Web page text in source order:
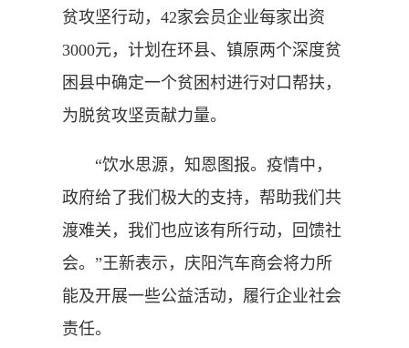
贫攻坚行动，42家会员企业每家出资
3000元，计划在环县、镇原两个深度贫
困县中确定一个贫困村进行对口帮扶，
为脱贫攻坚贡献力量。
“饮水思源，知恩图报。疫情中，
政府给了我们极大的支持，帮助我们共
渡难关，我们也应该有所行动，回馈社
会。”王新表示，庆阳汽车商会将力所
能及开展一些公益活动，履行企业社会
责任。